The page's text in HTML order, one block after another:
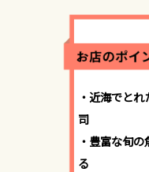
・近海でと
司
・豊富な旬
る